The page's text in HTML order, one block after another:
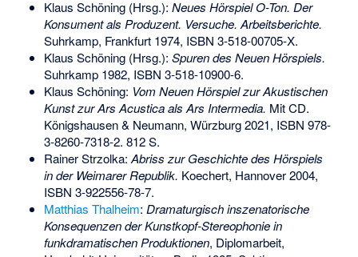
Klaus Schöning (Hrsg.): Neues Hörspiel O-Ton. Der
Konsument als Produzent. Versuche. Arbeitsberichte.
Suhrkamp, Frankfurt 1974, ISBN 3-518-00705-X.
Klaus Schöning (Hrsg.): Spuren des Neuen Hörspiels.
Suhrkamp 1982, ISBN 3-518-10900-6.
Klaus Schöning: Vom Neuen Hörspiel zur Akustischen
Kunst zur Ars Acustica als Ars Intermedia. Mit CD.
Königshausen & Neumann, Würzburg 2021, ISBN 978-
3-8260-7318-2. 812 S.
Rainer Strzolka: Abriss zur Geschichte des Hörspiels
in der Weimarer Republik. Koechert, Hannover 2004,
ISBN 3-922556-78-7.
Matthias Thalheim: Dramaturgisch inszenatorische
Konsequenzen der Kunstkopf-Stereophonie in
funkdramatischen Produktionen, Diplomarbeit,